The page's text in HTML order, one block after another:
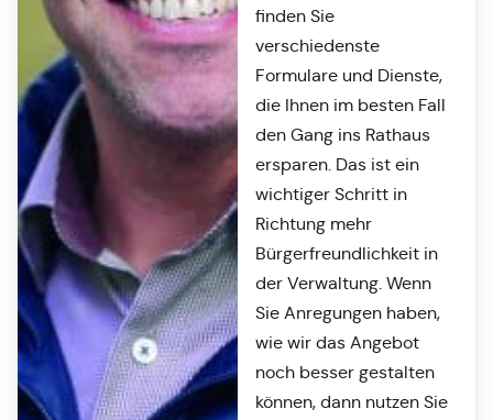
finden Sie
verschiedenste
Formulare und Dienste,
die Ihnen im besten Fall
den Gang ins Rathaus
ersparen. Das ist ein
wichtiger Schritt in
Richtung mehr
Bürgerfreundlichkeit in
der Verwaltung. Wenn
Sie Anregungen haben,
wie wir das Angebot
noch besser gestalten
können, dann nutzen Sie